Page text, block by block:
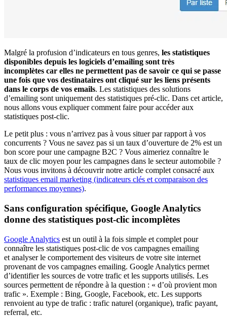
Malgré la profusion d’indicateurs en tous genres, les statistiques
disponibles depuis les logiciels d’emailing sont très
incomplètes car elles ne permettent pas de savoir ce qui se passe
une fois que vos destinataires ont cliqué sur les liens présents
dans le corps de vos emails. Les statistiques des solutions
d’emailing sont uniquement des statistiques pré-clic. Dans cet article,
nous allons vous expliquer comment faire pour accéder aux
statistiques post-clic.
Le petit plus : vous n’arrivez pas à vous situer par rapport à vos
concurrents ? Vous ne savez pas si un taux d’ouverture de 2% est un
bon score pour une campagne B2C ? Vous aimeriez connaître le
taux de clic moyen pour les campagnes dans le secteur automobile ?
Nous vous invitons à découvrir notre article complet consacré aux
statistiques email marketing (indicateurs clés et comparaison des
performances moyennes).
Sans configuration spécifique, Google Analytics
donne des statistiques post-clic incomplètes
Google Analytics est un outil à la fois simple et complet pour
connaître les statistiques post-clic de vos campagnes emailing
et analyser le comportement des visiteurs de votre site internet
provenant de vos campagnes emailing. Google Analytics permet
d’identifier les sources de votre trafic et les supports utilisés. Les
sources permettent de répondre à la question : « d’où provient mon
trafic ». Exemple : Bing, Google, Facebook, etc. Les supports
renvoient au type de trafic : trafic naturel (organique), trafic payant,
referral, etc.